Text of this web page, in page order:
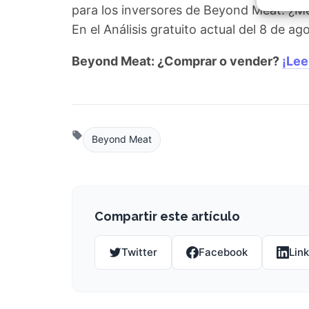
fallos,
para los inversores de Beyond Meat.
En el Análisis gratuito actual del 8 de
Beyond Meat: ¿Comprar o vender?
Beyond Meat
Compartir este artículo
Twitter Facebook